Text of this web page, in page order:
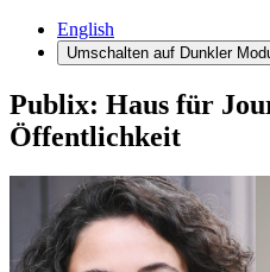
English
Umschalten auf Dunkler
Publix: Haus für
Öffentlichkeit